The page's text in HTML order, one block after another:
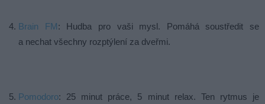
Brain FM: Hudba pro vaši mysl. Pomáhá soustředit se
a nechat všechny rozptýlení za dveřmi.
Pomodoro: 25 minut práce, 5 minut relax. Ten rytmus je